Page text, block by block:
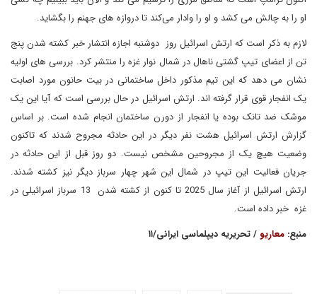
او را به چالش می کشد و او را وادار می‌کند تا دروازه های جهنم را بگشاید.
لازم به ذکر است که ارتش اسرائیل روز دوشنبه اجازه انتشار خبر کشته شدن پنج
تن از اعضای تیپ گشتی ناهال در شمال نوار غزه را منتشر کرد. بررسی های اولیه
نشان می دهد که این تیم مذکور داخل ساختمانی در بیت حانون مورد اصابت
یک انفجار قوی قرار گرفته اند. ارتش اسرائیل در حال بررسی است که آیا این یک
موشک ضد تانک بوده یا انفجار از دورن ساختمان انجام شده است. بر اساس
گزارش ارتش اسرائیل هشت نفر دیگر در این حادثه مجروح شدند که تاکنون
وضعیت هیچ یک از مجروحین مشخص نیست. دو روز قبل از این حادثه در
جریان فعالیت این تیپ در شمال این شهر چهار سرباز دیگر نیز کشته شدند.
ارتش اسرائیل از آغاز سال 2025 تا کنون از کشته شدن 13 سرباز اسرائیلی در
غزه خبر داده است.
منبع: معاریو / تحریریه دیپلماسی ایرانی/۱۱